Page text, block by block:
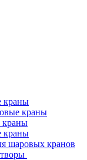
краны
краны
краны
краны
шаровых кранов